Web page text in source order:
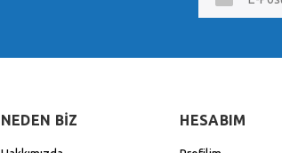
posta
NEDEN BİZ HESABIM